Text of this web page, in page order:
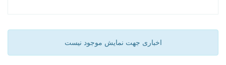
اخباری جهت نمایش موجود نیست